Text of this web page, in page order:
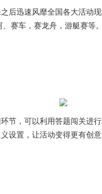
后迅速风靡全国各大活动
赛车，赛龙舟，游艇赛
节，可以利用答题闯关进
设置，让活动变得更有创